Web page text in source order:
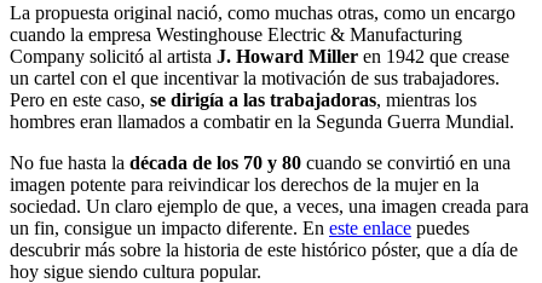
La propuesta original nació, como muchas otras, como un encargo
cuando la empresa Westinghouse Electric & Manufacturing
Company solicitó al artista J. Howard Miller en 1942 que crease
un cartel con el que incentivar la motivación de sus trabajadores.
Pero en este caso, se dirigía a las trabajadoras, mientras los
hombres eran llamados a combatir en la Segunda Guerra Mundial.
No fue hasta la década de los 70 y 80 cuando se convirtió en una
imagen potente para reivindicar los derechos de la mujer en la
sociedad. Un claro ejemplo de que, a veces, una imagen creada para
un fin, consigue un impacto diferente. En este enlace puedes
descubrir más sobre la historia de este histórico póster, que a día de
hoy sigue siendo cultura popular.